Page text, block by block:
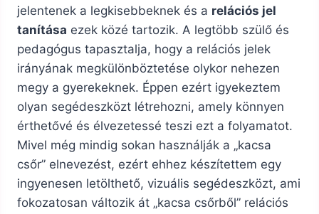
jelentenek a legkisebbeknek és a relációs jel
tanítása ezek közé tartozik. A legtöbb szülő és
pedagógus tapasztalja, hogy a relációs jelek
irányának megkülönböztetése olykor nehezen
megy a gyerekeknek. Éppen ezért igyekeztem
olyan segédeszközt létrehozni, amely könnyen
érthetővé és élvezetessé teszi ezt a folyamatot.
Mivel még mindig sokan használják a „kacsa
csőr” elnevezést, ezért ehhez készítettem egy
ingyenesen letölthető, vizuális segédeszközt, ami
fokozatosan változik át „kacsa csőrből” relációs